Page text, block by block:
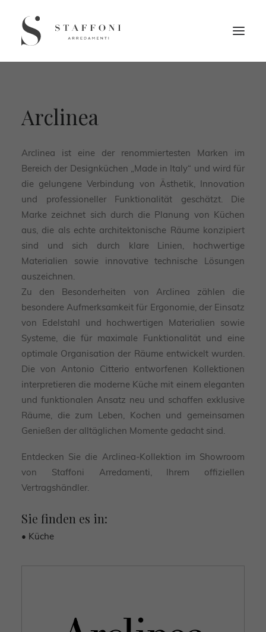
Arclinea
Arclinea ist eine der renommiertesten Marken im
Bereich der Designküchen „Made in Italy“ und wird für
die gelungene Verbindung von Ästhetik, Innovation
und professioneller Funktionalität geschätzt. Die
Marke zeichnet sich durch die Planung von Küchen
aus, die als echte architektonische Räume konzipiert
sind und sich durch klare Linien, hochwertige
Materialien sowie innovative technische Lösungen
auszeichnen.
Zu den Besonderheiten von Arclinea zählen die
besondere Aufmerksamkeit für Ergonomie, der Einsatz
von Edelstahl und hochwertigen Materialien sowie
Systeme, die für maximale Funktionalität und eine
optimale Organisation der Räume entwickelt wurden.
Die von Antonio Citterio entworfenen Kollektionen
interpretieren die moderne Küche mit einem eleganten
und funktionalen Ansatz neu und schaffen exklusive
Räume, die zum Leben, Kochen und gemeinsamen
Genießen der alltäglichen Momente gedacht sind.
Entdecken Sie die Arclinea-Kollektion im Showroom
von Staffoni Arredamenti, Ihrem offiziellen
Vertragshändler.
Sie finden es in:
• Küche